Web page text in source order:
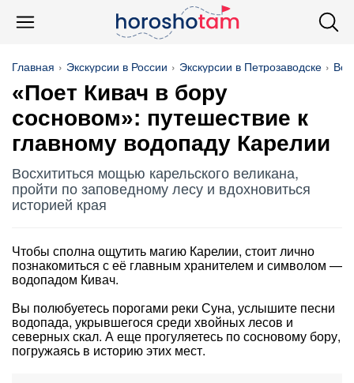
Главная Экскурсии в России Экскурсии в Петрозаводске
«Поет Кивач в бору
сосновом»: путешествие к
главному водопаду Карелии
Восхититься мощью карельского великана,
пройти по заповедному лесу и вдохновиться
историей края
Чтобы сполна ощутить магию Карелии, стоит лично
познакомиться с её главным хранителем и символом —
водопадом Кивач.
Вы полюбуетесь порогами реки Суна, услышите песни
водопада, укрывшегося среди хвойных лесов и
северных скал. А еще прогуляетесь по сосновому бору,
погружаясь в историю этих мест.